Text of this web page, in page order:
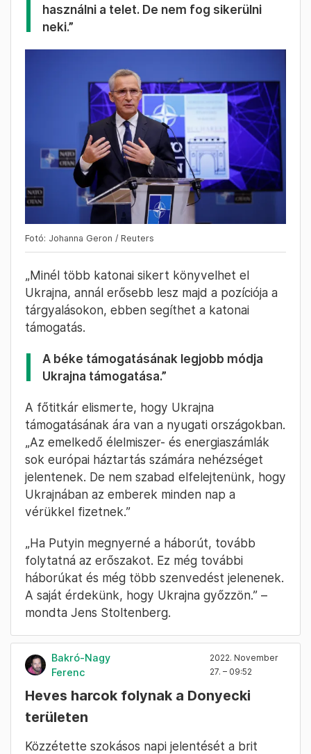
használni a telet. De nem fog sikerülni
neki.”
Fotó: Johanna Geron / Reuters
„Minél több katonai sikert könyvelhet el
Ukrajna, annál erősebb lesz majd a pozíciója a
tárgyalásokon, ebben segíthet a katonai
támogatás.
A béke támogatásának legjobb módja
Ukrajna támogatása.”
A főtitkár elismerte, hogy Ukrajna
támogatásának ára van a nyugati országokban.
„Az emelkedő élelmiszer- és energiaszámlák
sok európai háztartás számára nehézséget
jelentenek. De nem szabad elfelejtenünk, hogy
Ukrajnában az emberek minden nap a
vérükkel fizetnek.”
„Ha Putyin megnyerné a háborút, tovább
folytatná az erőszakot. Ez még további
háborúkat és még több szenvedést jelenenek.
A saját érdekünk, hogy Ukrajna győzzön.” –
mondta Jens Stoltenberg.
Bakró-Nagy
Ferenc
2022. November
27. – 09:52
Heves harcok folynak a Donyecki
területen
Közzétette szokásos napi jelentését a brit